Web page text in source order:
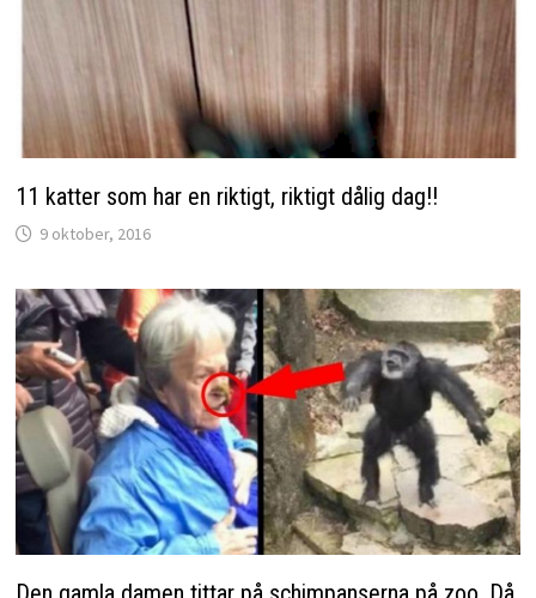
11 katter som har en riktigt, riktigt dålig dag!!
9 oktober, 2016